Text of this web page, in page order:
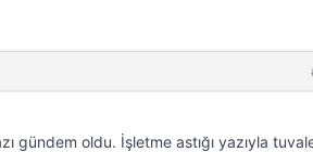
gündem oldu. İşletme astığı yazıyla